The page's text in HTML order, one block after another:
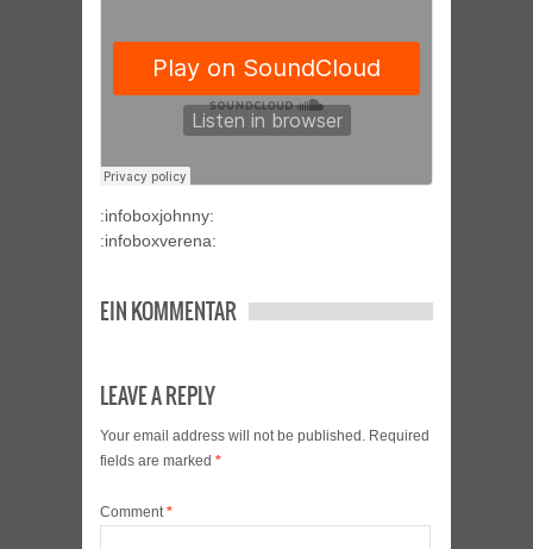
:infoboxjohnny:
:infoboxverena:
EIN KOMMENTAR
LEAVE A REPLY
Your email address will not be published. Required
fields are marked *
Comment*